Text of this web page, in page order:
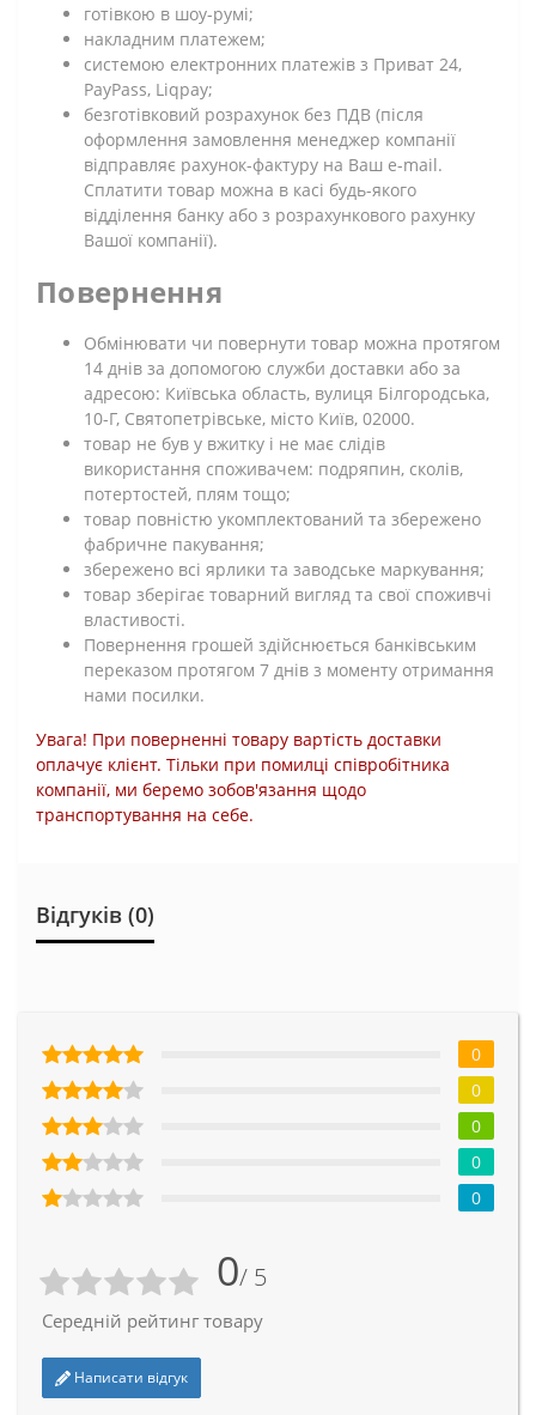
готівкою в шоу-румі;
накладним платежем;
системою електронних платежів з Приват 24,
PayPass, Liqpay;
безготівковий розрахунок без ПДВ (після
оформлення замовлення менеджер компанії
відправляє рахунок-фактуру на Ваш e-mail.
Сплатити товар можна в касі будь-якого
відділення банку або з розрахункового рахунку
Вашої компанії).
Повернення
Обмінювати чи повернути товар можна протягом
14 днів за допомогою служби доставки або за
адресою: Київська область, вулиця Білгородська,
10-Г, Святопетрівське, місто Київ, 02000.
товар не був у вжитку і не має слідів
використання споживачем: подряпин, сколів,
потертостей, плям тощо;
товар повністю укомплектований та збережено
фабричне пакування;
збережено всі ярлики та заводське маркування;
товар зберігає товарний вигляд та свої споживчі
властивості.
Повернення грошей здійснюється банківським
переказом протягом 7 днів з моменту отримання
нами посилки.
Увага! При поверненні товару вартість доставки
оплачує клієнт. Тільки при помилці співробітника
компанії, ми беремо зобов'язання щодо
транспортування на себе.
Відгуків (0)
0/ 5
Середній рейтинг товару
Написати відгук
0
0
0
0
0